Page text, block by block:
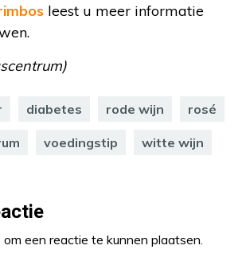
leest u meer informatie
diabetes rode wijn rosé
voedingstip witte wijn
om een reactie te kunnen plaatsen.